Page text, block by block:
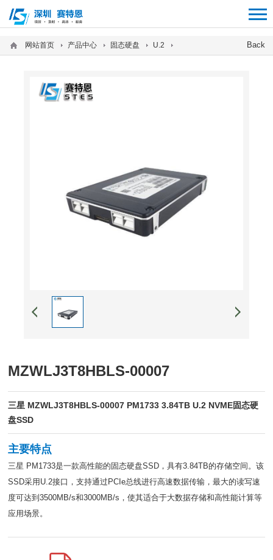
Back
网站首页 产品中心 固态硬盘 U.2
MZWLJ3T8HBLS-00007
三星 MZWLJ3T8HBLS-00007 PM1733 3.84TB U.2 NVME固态硬
盘SSD
主要特点
三星 PM1733是一款高性能的固态硬盘SSD，具有3.84TB的存储空间。该
SSD采用U.2接口，支持通过PCIe总线进行高速数据传输，最大的读写速
度可达到3500MB/s和3000MB/s，使其适合于大数据存储和高性能计算等
应用场景。